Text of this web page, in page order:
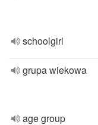
schoolgirl
grupa wiekowa
age group